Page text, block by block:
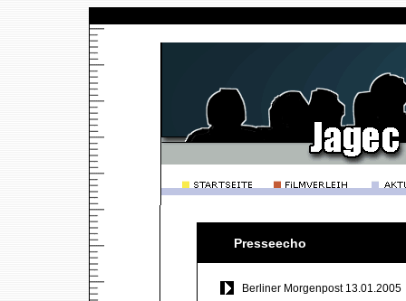
Presseecho
Berliner Morgenpost 13.01.2005